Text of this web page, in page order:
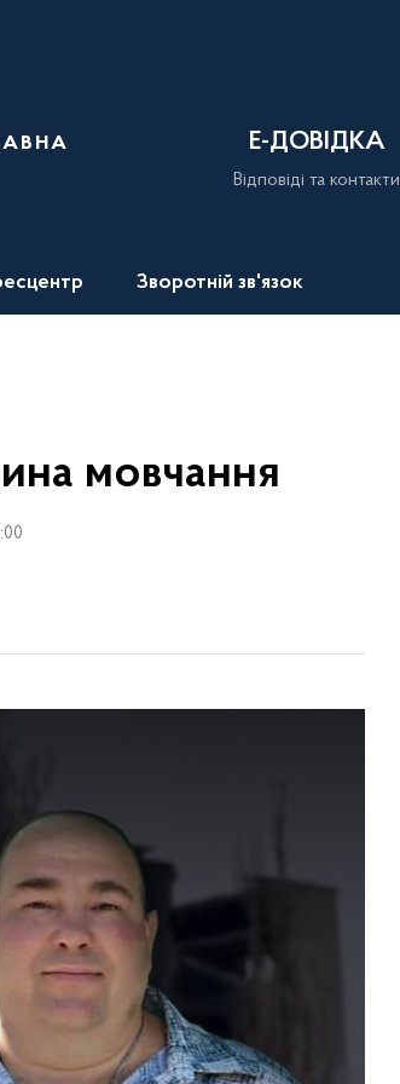
Е-ДОВІДКА
Відповіді та контакти
Зворотній зв'язок
мовчання